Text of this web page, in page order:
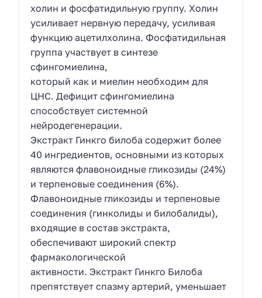
холин и фосфатидильную группу. Холин
усиливает нервную передачу, усиливая
функцию ацетилхолина. Фосфатидильная
группа участвует в синтезе
сфингомиелина,
который как и миелин необходим для
ЦНС. Дефицит сфингомиелина
способствует системной
нейродегенерации.
Экстракт Гинкго билоба содержит более
40 ингредиентов, основными из которых
являются флавоноидные гликозиды (24%)
и терпеновые соединения (6%).
Флавоноидные гликозиды и терпеновые
соединения (гинколиды и билобалиды),
входящие в состав экстракта,
обеспечивают широкий спектр
фармакологической
активности. Экстракт Гинкго Билоба
препятствует спазму артерий, уменьшает